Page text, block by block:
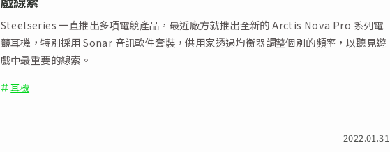
Steelseries 一直推出多項電競產品，最近廠方就推出全新的 Arctis Nova Pro 系列電
競耳機，特別採用 Sonar 音訊軟件套裝，供用家透過均衡器調整個別的頻率，以聽見遊
戲中最重要的線索。
耳機
2022.01.31